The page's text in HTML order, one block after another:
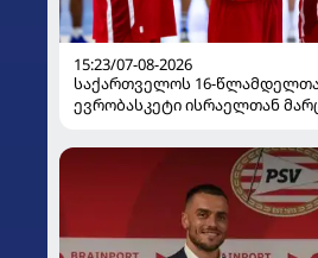
15:23/07-08-2026
საქართველოს 16-წლამდელთა
ევრობასკეტი ისრაელთან